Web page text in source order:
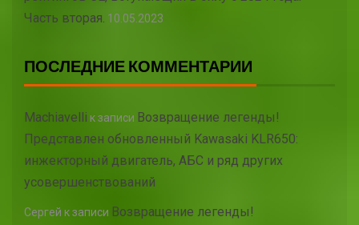
Часть вторая. 10.05.2023
ПОСЛЕДНИЕ КОММЕНТАРИИ
Machiavelli к записи Возвращение легенды!
Представлен обновленный Kawasaki KLR650:
инжекторный двигатель, АБС и ряд других
усовершенствований
Сергей к записи Возвращение легенды!